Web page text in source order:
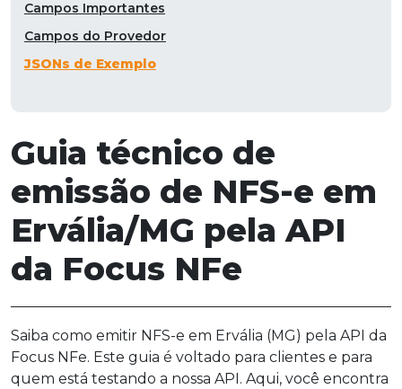
Guia técnico de
emissão de NFS-e em
Ervália/MG pela API
da Focus NFe
Saiba como emitir NFS-e em Ervália (MG) pela API da
Focus NFe. Este guia é voltado para clientes e para
quem está testando a nossa API. Aqui, você encontra
Campos Importantes
Campos do Provedor
JSONs de Exemplo